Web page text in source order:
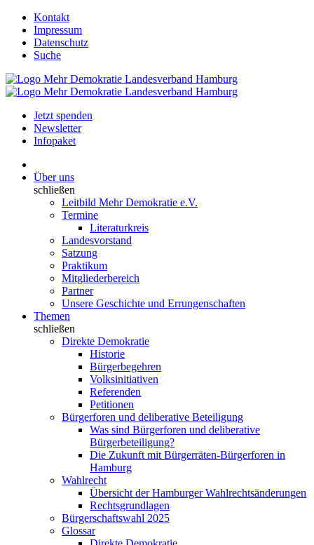
Kontakt
Impressum
Datenschutz
Suche
Jetzt spenden
Newsletter
Infopaket
Über uns
schließen
Leitbild Mehr Demokratie e.V.
Termine
Literaturkreis
Landesvorstand
Satzung
Praktikum
Mitgliederbereich
Partner
Unsere Geschichte und Errungenschaften
Themen
schließen
Direkte Demokratie
Historie
Bürgerbegehren
Volksinitiativen
Referenden
Petitionen
Bürgerforen und deliberative Beteiligung
Was sind Bürgerforen und deliberative
Bürgerbeteiligung?
Die Zukunft mit Bürgerräten-Bürgerforen in
Hamburg
Wahlrecht
Übersicht der Hamburger Wahlrechtsänderungen
Rechtsgrundlagen
Bürgerschaftswahl 2025
Glossar